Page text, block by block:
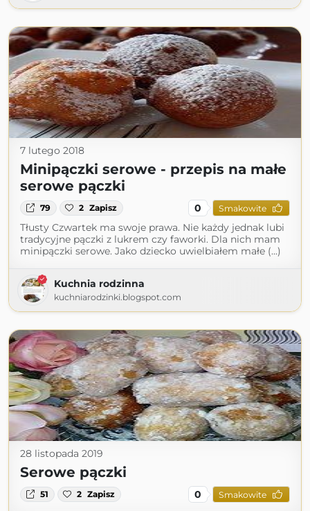
7 lutego 2018
Minipączki serowe - przepis na małe
serowe pączki
79 2 Zapisz 0 Smakowite
Tłusty Czwartek ma swoje prawa. Nie każdy jednak lubi
tradycyjne pączki z lukrem czy faworki. Dla nich mam
minipączki serowe. Jako dziecko uwielbiałem małe (...)
Kuchnia rodzinna
kuchniarodzinki.blogspot.com
28 listopada 2019
Serowe pączki
51 2 Zapisz 0 Smakowite